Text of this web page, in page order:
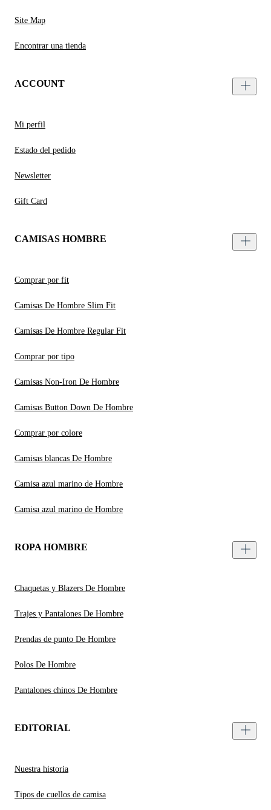
Site Map
Encontrar una tienda
ACCOUNT
Mi perfil
Estado del pedido
Newsletter
Gift Card
CAMISAS HOMBRE
Comprar por fit
Camisas De Hombre Slim Fit
Camisas De Hombre Regular Fit
Comprar por tipo
Camisas Non-Iron De Hombre
Camisas Button Down De Hombre
Comprar por colore
Camisas blancas De Hombre
Camisa azul marino de Hombre
Camisa azul marino de Hombre
ROPA HOMBRE
Chaquetas y Blazers De Hombre
Trajes y Pantalones De Hombre
Prendas de punto De Hombre
Polos De Hombre
Pantalones chinos De Hombre
EDITORIAL
Nuestra historia
Tipos de cuellos de camisa